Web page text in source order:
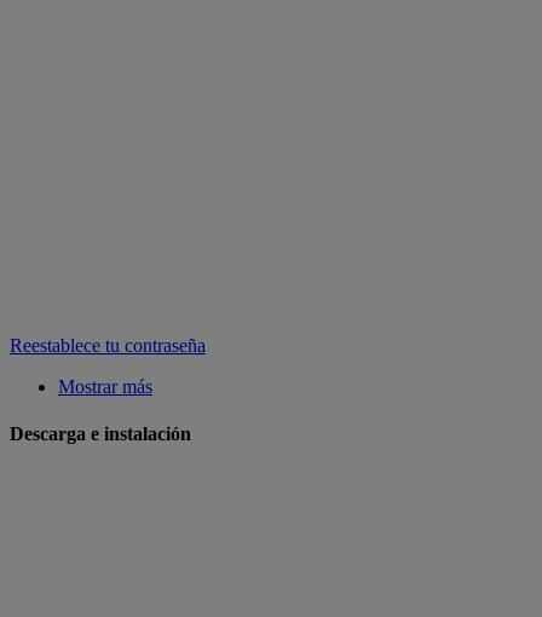
Reestablece tu contraseña
Mostrar más
Descarga e instalación